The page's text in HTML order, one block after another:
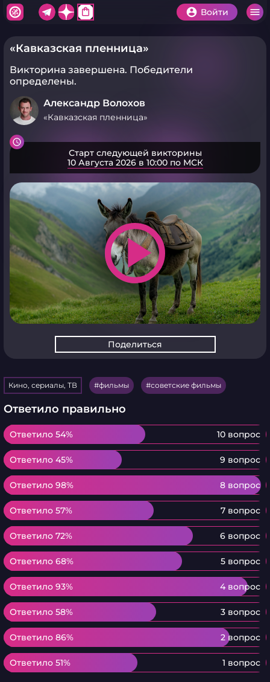
shopping_bag Войти
«Кавказская пленница»
Викторина завершена. Победители
определены.
Александр Волохов
«Кавказская пленница»
Старт следующей викторины
10 Августа 2026 в 10:00 по МСК
play_arrow
Поделиться
Кино, сериалы, ТВ фильмы советские фильмы
Ответило правильно
Ответило 54% 10 вопрос
Ответило 54%
Ответило 45% 9 вопрос
Ответило 45%
Ответило 98% 8 вопрос
Ответило 98%
Ответило 57% 7 вопрос
Ответило 57%
Ответило 72% 6 вопрос
Ответило 72%
Ответило 68% 5 вопрос
Ответило 68%
Ответило 93% 4 вопрос
Ответило 93%
Ответило 58% 3 вопрос
Ответило 58%
Ответило 86% 2 вопрос
Ответило 86%
Ответило 51% 1 вопрос
Ответило 51%